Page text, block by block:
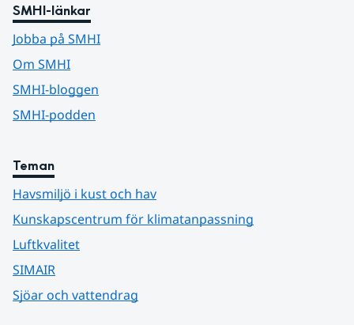
SMHI-länkar
Jobba på SMHI
Om SMHI
SMHI-bloggen
SMHI-podden
Teman
Havsmiljö i kust och hav
Kunskapscentrum för klimatanpassning
Luftkvalitet
SIMAIR
Sjöar och vattendrag